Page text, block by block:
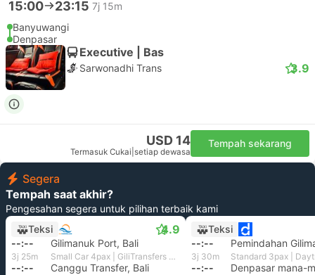
15:00 23:15 7j 15m
Banyuwangi
Denpasar
Executive | Bas
Sarwonadhi Trans 3.9
USD 14
Termasuk Cukai setiap dewasa
Tempah sekarang
Segera
Tempah saat akhir?
Pengesahan segera untuk pilihan terbaik kami
Teksi
4.9
--:-- Gilimanuk Port, Bali
3j 25m Small Car 4pax | GiliTransfers Private
--:-- Canggu Transfer, Bali
Teksi
--:--
Pemindahan
3j 30m
--:--